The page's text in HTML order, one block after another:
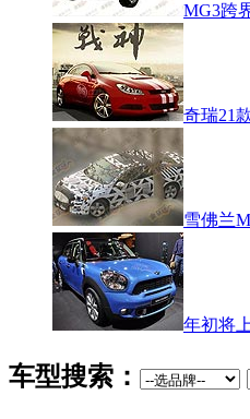
MG3跨
奇瑞21
雪佛兰
年初将
车型搜索：